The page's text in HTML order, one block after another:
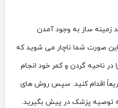
زمینه ساز به وجود آمدن
صورت شما ناچار می شوید که
ناحیه گردن و کمر خود انجام
اقدام کنید. سپس روش‌ های
توصیه پزشک در پیش بگیرید.